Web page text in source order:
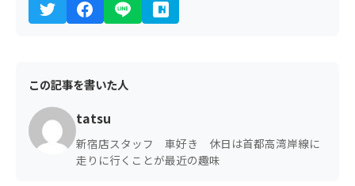
この記事を書いた人
tatsu
新宿店スタッフ 車好き 休日は首都高湾岸線に
走りに行くことが最近の趣味